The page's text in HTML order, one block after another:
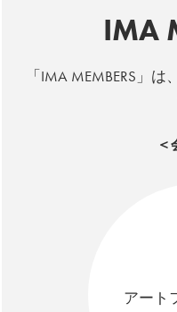
IMA
「IMA MEMBERS」
＜
アート